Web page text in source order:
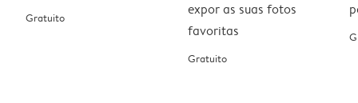
Gratuito
expor as suas fotos
favoritas
Gratuito